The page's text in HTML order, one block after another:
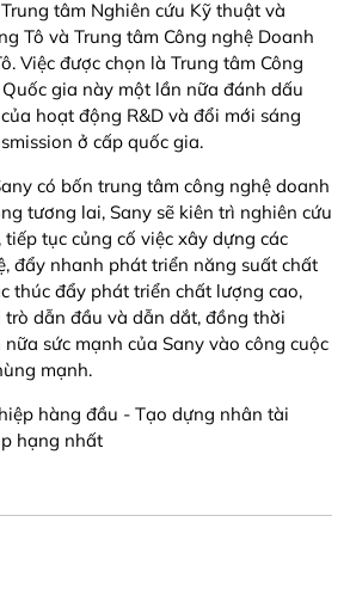
tâm Nghiên cứu Kỹ thuật và
Tô và Trung tâm Công nghệ Doanh
Việc được chọn là Trung tâm Công
gia này một lần nữa đánh dấu
hoạt động R&D và đổi mới sáng
ở cấp quốc gia.
có bốn trung tâm công nghệ doanh
tương lai, Sany sẽ kiên trì nghiên cứu
tục củng cố việc xây dựng các
đẩy nhanh phát triển năng suất chất
thúc đẩy phát triển chất lượng cao,
dẫn đầu và dẫn dắt, đồng thời
sức mạnh của Sany vào công cuộc
mạnh.
hàng đầu - Tạo dựng nhân tài
hạng nhất